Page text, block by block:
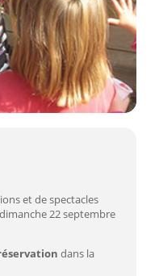
et de spectacles
22 septembre
dans la